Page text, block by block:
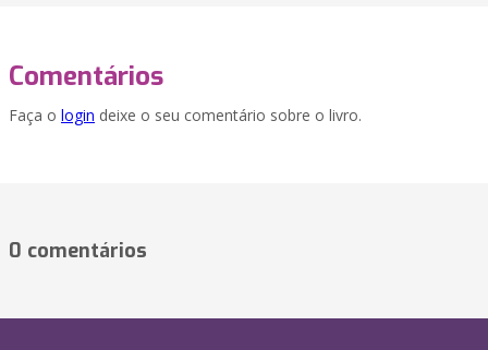
Comentários
Faça o login deixe o seu comentário sobre o livro.
0 comentários